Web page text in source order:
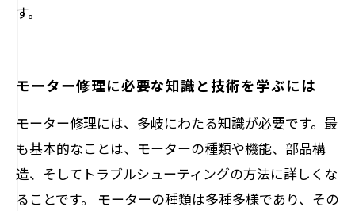
す。
モーター修理に必要な知識と技術を学ぶには
モーター修理には、多岐にわたる知識が必要です。最
も基本的なことは、モーターの種類や機能、部品構
造、そしてトラブルシューティングの方法に詳しくな
ることです。 モーターの種類は多種多様であり、その